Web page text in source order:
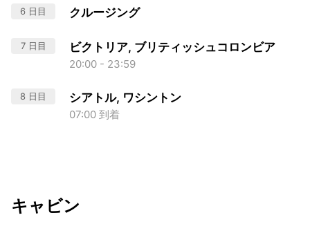
6 日目 クルージング
7 日目 ビクトリア, ブリティッシュコロンビア
20:00 - 23:59
8 日目 シアトル, ワシントン
07:00 到着
キャビン